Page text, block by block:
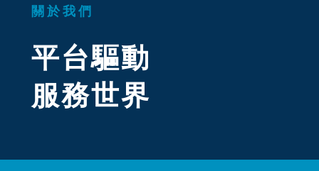
關於我們
平台驅動
服務世界